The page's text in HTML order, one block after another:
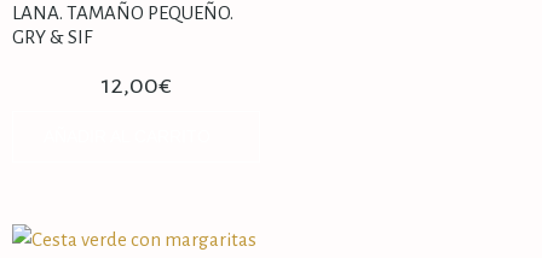
LANA. TAMAÑO PEQUEÑO.
GRY & SIF
12,00€